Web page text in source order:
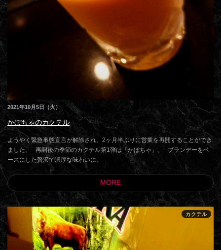
2021年10月5日（火）
かぼちゃのカクテル
ようやく緊急事態宣言が解除され、2ヶ月半ぶりに営業を再開することができ
ました。 再開後の季節のカクテル第1弾は「かぼちゃ」。 ブランデーをベ
ースにした贅沢で濃厚な味わいに、
MORE
カクテル